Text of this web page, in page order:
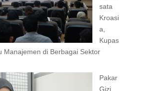
sata
Kroasi
a,
Kupas
Manajemen di Berbagai Sektor
Pakar
Gizi